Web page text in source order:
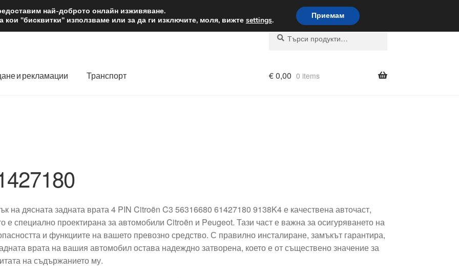
лв. Доставка по целия свят
Търсене
Търсене
и рекламации Транспорт €0,00 0 items
на дясната задната врата 4 PIN Citroën C3 56316680 61427180 9138K4 е качествена авточаст,
е специално проектирана за автомобили Citroën и Peugeot. Тази част е важна за осигуряването на
и функциите на вашето превозно средство. С правилно инсталиране, замъкът гарантира,
врата на вашия автомобил остава надеждно затворена, което е от съществено значение за
на съдържанието му.
най-доброто онлайн изживяване.
"бисквитки" използваме или за да ги изключите, моля, вижте settings. Приемам